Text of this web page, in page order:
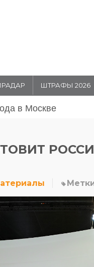
ШТРАФЫ 2026
года в Москве